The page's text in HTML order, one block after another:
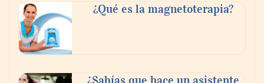
buscan proyectar talento mexicano y
fortalecer el turismo médico
¿Qué es la magnetoterapia?
¿Sabías que hace un asistente